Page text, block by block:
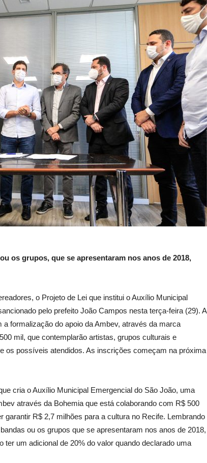
os grupos, que se apresentaram nos anos de 2018,
o Projeto de Lei que institui o Auxílio Municipal
pelo prefeito João Campos nesta terça-feira (29). A
formalização do apoio da Ambev, através da marca
mil, que contemplarão artistas, grupos culturais e
os possíveis atendidos. As inscrições começam na próxima
cria o Auxílio Municipal Emergencial do São João, uma
através da Bohemia que está colaborando com R$ 500
garantir R$ 2,7 milhões para a cultura no Recife. Lembrando
ou os grupos que se apresentaram nos anos de 2018,
ter um adicional de 20% do valor quando declarado uma